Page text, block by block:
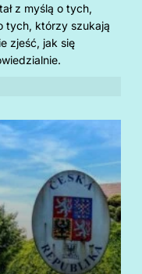
z myślą o tych,
tych, którzy szukają
zjeść, jak się